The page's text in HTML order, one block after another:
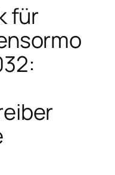
für